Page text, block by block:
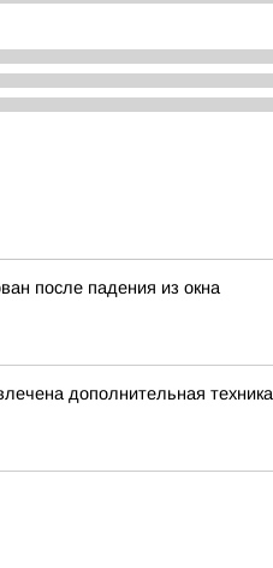
после падения из окна
дополнительная техника